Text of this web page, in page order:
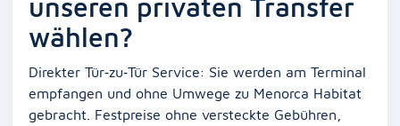
unseren privaten Transfer
wählen?
Direkter Tür‑zu‑Tür Service: Sie werden am Terminal
empfangen und ohne Umwege zu Menorca Habitat
gebracht. Festpreise ohne versteckte Gebühren,